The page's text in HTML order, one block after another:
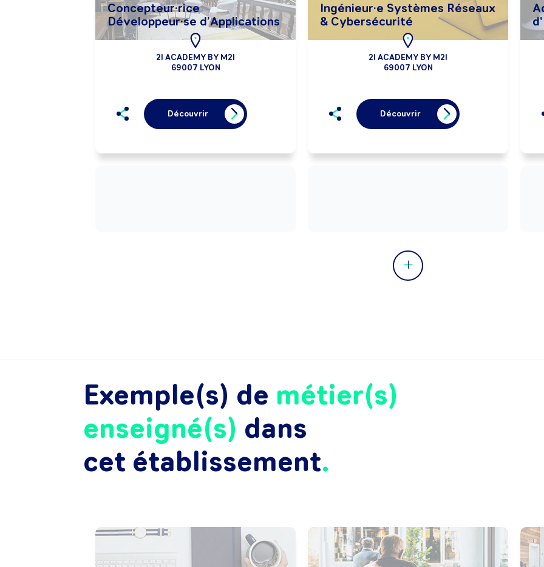
Concepteur·rice
Développeur·se d’Applications
2I ACADEMY BY M2I
69007 LYON
Découvrir
Ingénieur·e Systèmes Réseaux
& Cybersécurité
2I ACADEMY BY M2I
69007 LYON
Découvrir
Exemple(s) de métier(s)
enseigné(s) dans
cet établissement